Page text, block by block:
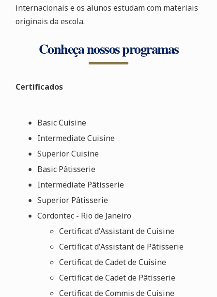
internacionais e os alunos estudam com materiais
originais da escola.
Conheça nossos programas
Certificados
Basic Cuisine
Intermediate Cuisine
Superior Cuisine
Basic Pâtisserie
Intermediate Pâtisserie
Superior Pâtisserie
Cordontec - Rio de Janeiro
Certificat d'Assistant de Cuisine
Certificat d'Assistant de Pâtisserie
Certificat de Cadet de Cuisine
Certificat de Cadet de Pâtisserie
Certificat de Commis de Cuisine